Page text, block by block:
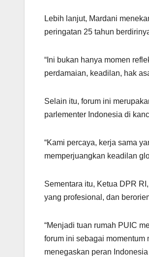
Lebih lanjut, Mardani
peringatan 25 tahun
“Ini bukan hanya momen
perdamaian, keadilan, hak
Selain itu, forum ini
parlementer Indonesia di
“Kami percaya, kerja sama
memperjuangkan keadilan
Sementara itu, Ketua DPR
yang profesional, dan
“Menjadi tuan rumah PUIC
forum ini sebagai
menegaskan peran